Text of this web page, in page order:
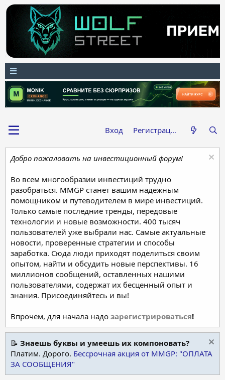
Вход Регистрация
Добро пожаловать на инвестиционный форум!
Во всем многообразии инвестиций трудно
разобраться. MMGP станет вашим надежным
помощником и путеводителем в мире инвестиций.
Только самые последние тренды, передовые
технологии и новые возможности. 400 тысяч
пользователей уже выбрали нас. Самые актуальные
новости, проверенные стратегии и способы
заработка. Сюда люди приходят поделиться своим
опытом, найти и обсудить новые перспективы. 16
миллионов сообщений, оставленных нашими
пользователями, содержат их бесценный опыт и
знания. Присоединяйтесь и вы!
Впрочем, для начала надо зарегистрироваться!
📝 Знаешь буквы и умеешь их компоновать?
Платим. Дорого. Бессрочная акция от MMGP: "ОПЛАТА
ЗА СООБЩЕНИЯ"